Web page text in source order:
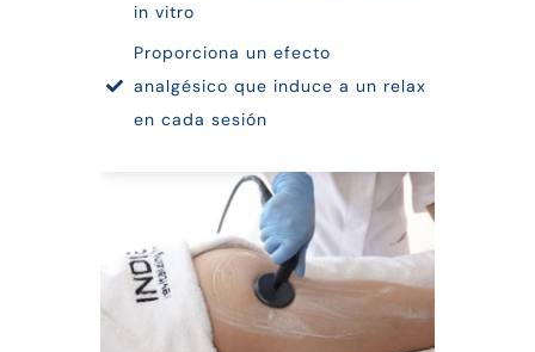
in vitro
Proporciona un efecto
analgésico que induce a un relax
en cada sesión